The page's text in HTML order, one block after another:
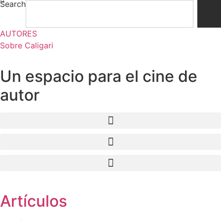
Ir
contenido
Search
AUTORES
Sobre Caligari
Un espacio para el cine de
autor
Artículos